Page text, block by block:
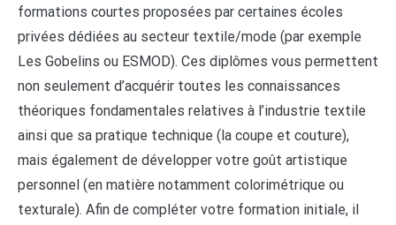
formations courtes proposées par certaines écoles
privées dédiées au secteur textile/mode (par exemple
Les Gobelins ou ESMOD). Ces diplômes vous permettent
non seulement d’acquérir toutes les connaissances
théoriques fondamentales relatives à l’industrie textile
ainsi que sa pratique technique (la coupe et couture),
mais également de développer votre goût artistique
personnel (en matière notamment colorimétrique ou
texturale). Afin de compléter votre formation initiale, il